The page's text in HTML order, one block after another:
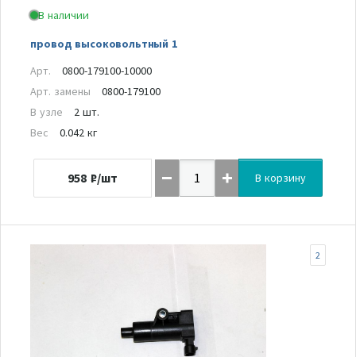
В наличии
провод высоковольтный 1
Арт.
0800-179100-10000
Арт. замены
0800-179100
В узле
2 шт.
Вес
0.042 кг
958 ₽/шт В корзину
2